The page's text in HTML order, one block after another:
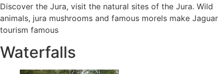
Discover the Jura, visit the natural sites of the Jura. Wild
animals, jura mushrooms and famous morels make Jaguar
tourism famous
Waterfalls